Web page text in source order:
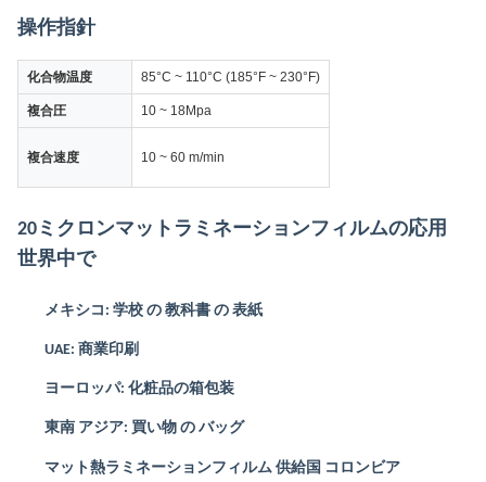
操作指針
化合物温度 85°C ~ 110°C (185°F ~ 230°F)
複合圧 10 ~ 18Mpa
複合速度 10 ~ 60 m/min
20ミクロンマットラミネーションフィルムの応用
世界中で
メキシコ: 学校 の 教科書 の 表紙
UAE: 商業印刷
ヨーロッパ: 化粧品の箱包装
東南 アジア: 買い物 の バッグ
マット熱ラミネーションフィルム 供給国 コロンビア